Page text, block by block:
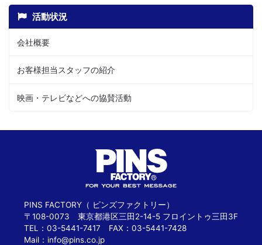
活動状況
会社概要
お客様担当スタッフの紹介
映画・テレビなどへの協賛活動
PINS FACTORY（ ピンズファクトリー）
〒108-0073 東京都港区三田2-14-5 フロイントゥ三田3F
TEL：03-5441-7417 FAX：03-5441-7428
Mail： info@pins.co.jp